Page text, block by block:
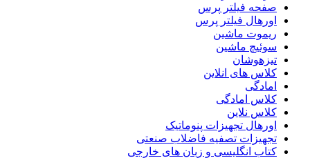
صفحه فیلتر پرس
اورهال فیلتر پرس
ریموت ماشین
سوئیچ ماشین
تیزهوشان
کلاس های انلاین
امادگی
کلاس امادگی
کلاس نلاین
اورهال تجهیزات پنوماتیک
تجهیزات تصفیه فاضلاب صنعتی
کتاب انگلیسی و زبان های خارجی